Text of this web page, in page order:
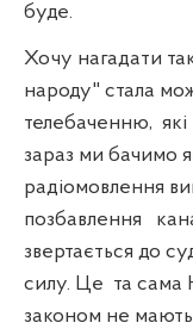
буде.
Хочу нагадати
народу" стала
телебаченню,
зараз ми бачимо
радіомовлення
позбавлення
звертається до
силу. Це та сама
законом не мають